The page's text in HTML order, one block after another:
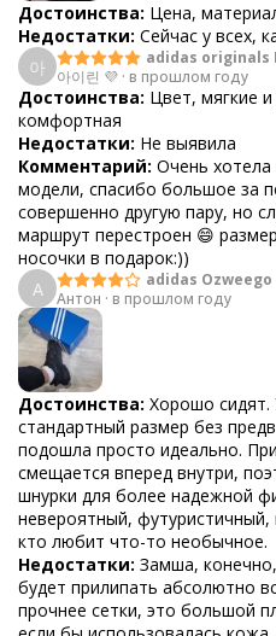
Достоинства: Цена,
Недостатки: Сейчас у всех,
아
adidas originals
아이린 💜 · в прошлом году
Достоинства: Цвет, мягкие
комфортная
Недостатки: Не выявила
Комментарий: Очень хотела
модели, спасибо большое за
совершенно другую пару, но
маршрут перестроен 😄
носочки в подарок:))
А
adidas Ozweego
Антон · в прошлом году
Достоинства: Хорошо сидят.
стандартный размер без
подошла просто идеально.
смещается вперед внутри,
шнурки для более надежной
невероятный,
кто любит что-то необычное.
Недостатки: Замша,
будет прилипать абсолютно
прочнее сетки, это большой